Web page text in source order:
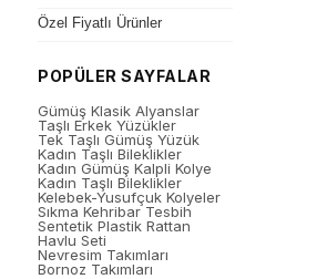
Özel Fiyatlı Ürünler
POPÜLER SAYFALAR
Gümüş Klasik Alyanslar
Taşlı Erkek Yüzükler
Tek Taşlı Gümüş Yüzük
Kadın Taşlı Bileklikler
Kadın Gümüş Kalpli Kolye
Kadın Taşlı Bileklikler
Kelebek-Yusufçuk Kolyeler
Sıkma Kehribar Tesbih
Sentetik Plastik Rattan
Havlu Seti
Nevresim Takımları
Bornoz Takımları